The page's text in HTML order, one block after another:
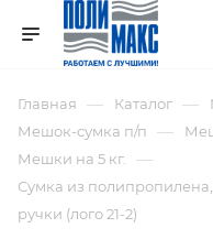
Главная — Каталог —
Мешок-сумка п/п —
Мешки на 5 кг. —
Сумка из
ручки (лого 21-2)